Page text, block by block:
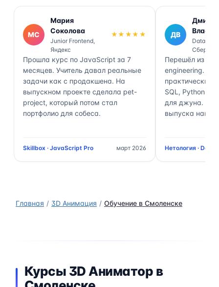
МС
Мария
Соколова
Junior Frontend,
Яндекс
★★★★★
Прошла курс по JavaScript за 7
месяцев. Учитель давал реальные
задачи как с продакшена. На
выпускном проекте сделала pet-
project, который потом стал
портфолио для собеса.
Skillbox · JavaScript Pro март 2026
ДВ
Власов
Data
Сбер
Перешёл из
engineering.
практически
SQL, Python,
для джуна.
выпуска нашёл
Нетология · Data
Главная 3D Анимация Обучение в Смоленске
Курсы 3D Аниматор в